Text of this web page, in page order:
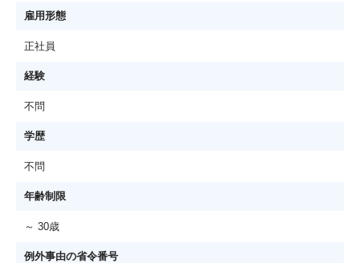
雇用形態
正社員
経験
不問
学歴
不問
年齢制限
～ 30歳
例外事由の省令番号